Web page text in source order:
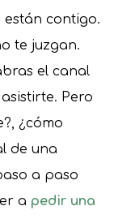
están contigo.
te juzgan.
el canal
Pero
¿cómo
de una
a paso
a pedir una